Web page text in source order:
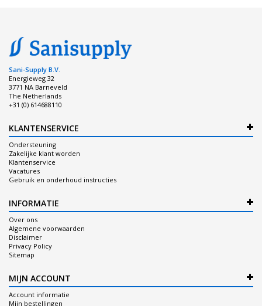
Sani-Supply B.V.
Energieweg 32
3771 NA Barneveld
The Netherlands
+31 (0) 614688110
KLANTENSERVICE
Ondersteuning
Zakelijke klant worden
Klantenservice
Vacatures
Gebruik en onderhoud instructies
INFORMATIE
Over ons
Algemene voorwaarden
Disclaimer
Privacy Policy
Sitemap
MIJN ACCOUNT
Account informatie
Mijn bestellingen